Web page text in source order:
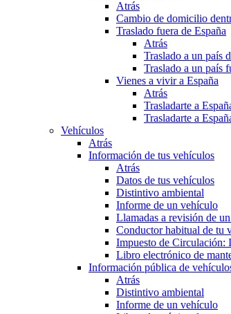
Atrás
Cambio de domicilio
Traslado fuera de España
Atrás
Traslado a un país
Traslado a un país
Vienes a vivir a España
Atrás
Trasladarte a
Trasladarte a
Vehículos
Atrás
Información de tus vehículos
Atrás
Datos de tus vehículos
Distintivo ambiental
Informe de un vehículo
Llamadas a revisión de
Conductor habitual de tu
Impuesto de
Libro electrónico de
Información pública de
Atrás
Distintivo ambiental
Informe de un vehículo